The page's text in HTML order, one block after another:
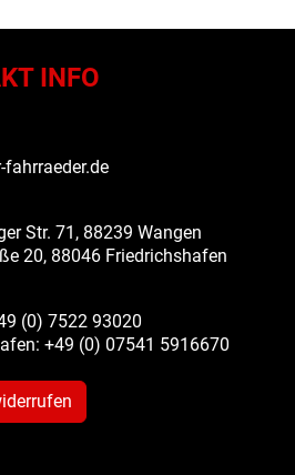
INFO
fahrraeder.de
Str. 71, 88239 Wangen
20, 88046 Friedrichshafen
(0) 7522 93020
+49 (0)07541 5916670